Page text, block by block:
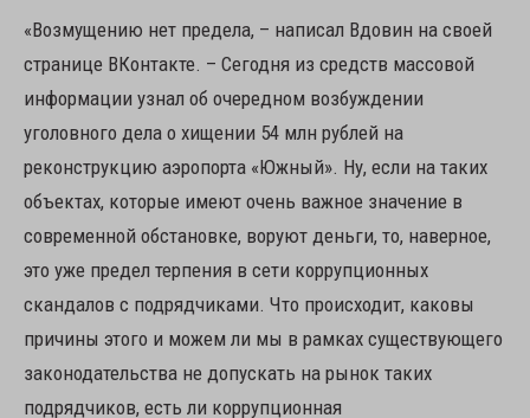
«Возмущению нет предела, – написал Вдовин на своей
странице ВКонтакте. – Сегодня из средств массовой
информации узнал об очередном возбуждении
уголовного дела о хищении 54 млн рублей на
реконструкцию аэропорта «Южный». Ну, если на таких
объектах, которые имеют очень важное значение в
современной обстановке, воруют деньги, то, наверное,
это уже предел терпения в сети коррупционных
скандалов с подрядчиками. Что происходит, каковы
причины этого и можем ли мы в рамках существующего
законодательства не допускать на рынок таких
подрядчиков, есть ли коррупционная